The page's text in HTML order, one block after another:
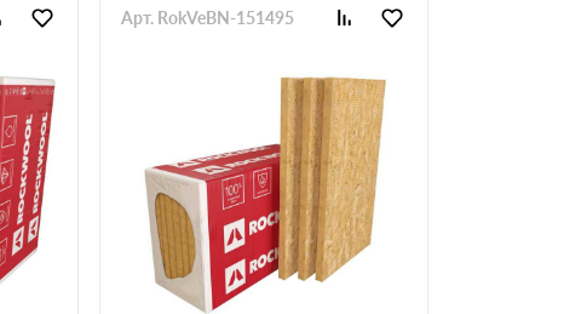
Арт. RokVeBN-151495